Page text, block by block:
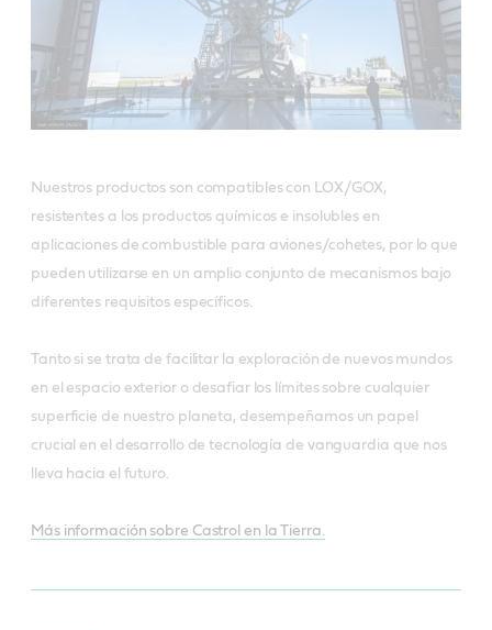
Nuestros productos son compatibles con LOX/GOX,
resistentes a los productos químicos e insolubles en
aplicaciones de combustible para aviones/cohetes, por lo que
pueden utilizarse en un amplio conjunto de mecanismos bajo
diferentes requisitos específicos.
Tanto si se trata de facilitar la exploración de nuevos mundos
en el espacio exterior o desafiar los límites sobre cualquier
superficie de nuestro planeta, desempeñamos un papel
crucial en el desarrollo de tecnología de vanguardia que nos
lleva hacia el futuro.
Más información sobre Castrol en la Tierra.